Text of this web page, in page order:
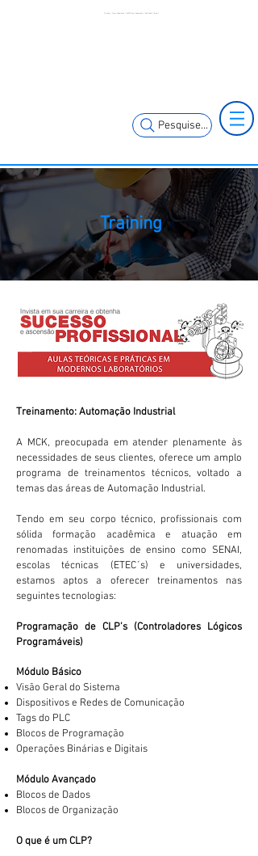
Printing | Press Automation | MCK Press Automation | São Paulo | Brazil
Pesquise...
Training
Treinamento: Automação Industrial
A MCK, preocupada em atender plenamente às
necessidades de seus clientes, oferece um amplo
programa de treinamentos técnicos, voltado a
temas das áreas de Automação Industrial.
Tendo em seu corpo técnico, profissionais com
sólida formação acadêmica e atuação em
renomadas instituições de ensino como SENAI,
escolas técnicas (ETEC´s) e universidades,
estamos aptos a oferecer treinamentos nas
seguintes tecnologias:
Programação de CLP’s (Controladores Lógicos
Programáveis)
Módulo Básico
Visão Geral do Sistema
Dispositivos e Redes de Comunicação
Tags do PLC
Blocos de Programação
Operações Binárias e Digitais
Módulo Avançado
Blocos de Dados
Blocos de Organização
O que é um CLP?